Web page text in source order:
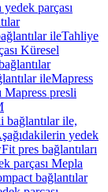
parçası
ileTahliye
Küresel
ileMapress
Mapress presli
bağlantılar ile,
yedek
pres bağlantıları
parçası Mepla
bağlantılar